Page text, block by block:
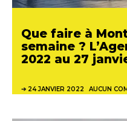
Que faire à
semaine ?
2022 au 27
24 JANVIER 2022 AUCUN